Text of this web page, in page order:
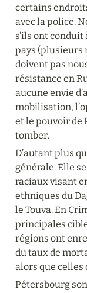
certains
avec la police.
s’ils ont
pays (plusieurs
doivent pas
résistance en
aucune envie
mobilisation,
et le pouvoir de
tomber.
D’autant plus
générale. Elle
raciaux visant
ethniques du
le Touva. En
principales
régions ont
du taux de
alors que celles
Pétersbourg